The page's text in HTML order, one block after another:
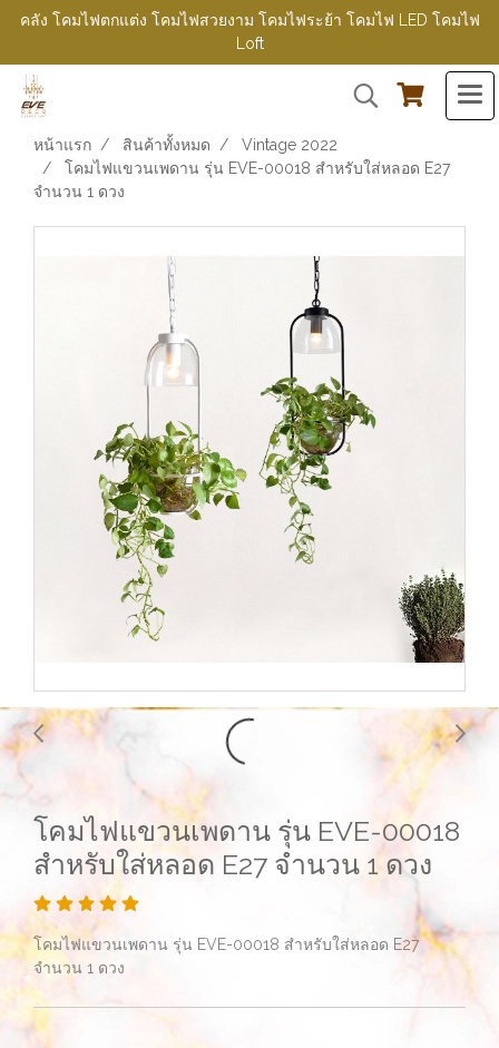
คลัง โคมไฟตกแต่ง โคมไฟสวยงาม โคมไฟระย้า โคมไฟ LED โคมไฟ
Loft
หน้าแรก สินค้าทั้งหมด
Vintage 2022
โคมไฟแขวนเพดาน รุ่น EVE-00018 สำหรับใส่หลอด E27
จำนวน 1 ดวง
โคมไฟแขวนเพดาน รุ่น EVE-00018
สำหรับใส่หลอด E27 จำนวน 1 ดวง
โคมไฟแขวนเพดาน รุ่น EVE-00018 สำหรับใส่หลอด E27
จำนวน 1 ดวง